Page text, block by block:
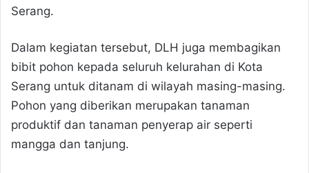
Serang.
Dalam kegiatan tersebut, DLH juga membagikan
bibit pohon kepada seluruh kelurahan di Kota
Serang untuk ditanam di wilayah masing-masing.
Pohon yang diberikan merupakan tanaman
produktif dan tanaman penyerap air seperti
mangga dan tanjung.